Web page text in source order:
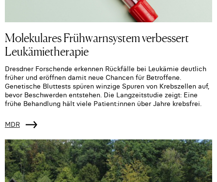
Molekulares Frühwarnsystem verbessert
Leukämietherapie
Dresdner Forschende erkennen Rückfälle bei Leukämie deutlich
früher und eröffnen damit neue Chancen für Betroffene.
Genetische Bluttests spüren winzige Spuren von Krebszellen auf,
bevor Beschwerden entstehen. Die Langzeitstudie zeigt: Eine
frühe Behandlung hält viele Patient:innen über Jahre krebsfrei.
MDR